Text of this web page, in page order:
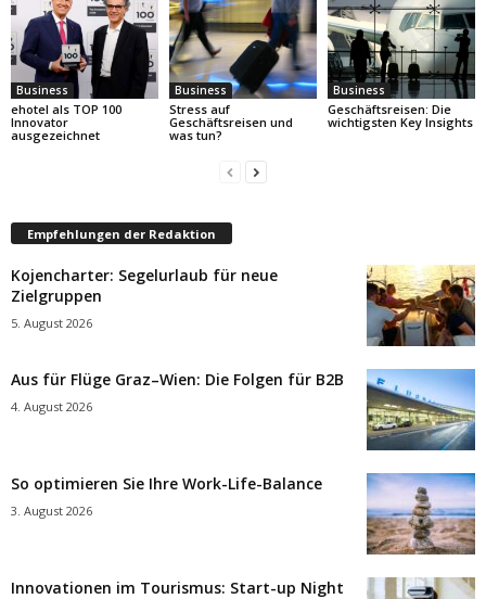
Business
ehotel als TOP 100
Innovator
ausgezeichnet
Business
Stress auf
Geschäftsreisen und
was tun?
Business
Geschäftsreisen: Die
wichtigsten Key Insights
Empfehlungen der Redaktion
Kojencharter: Segelurlaub für neue
Zielgruppen
5. August 2026
Aus für Flüge Graz–Wien: Die Folgen für B2B
4. August 2026
So optimieren Sie Ihre Work-Life-Balance
3. August 2026
Innovationen im Tourismus: Start-up Night